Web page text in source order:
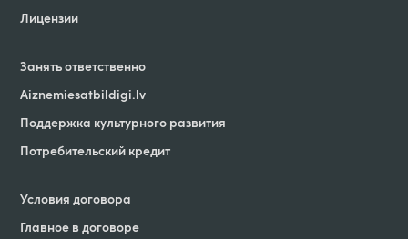
Лицензии
Занять ответственно
Aiznemiesatbildigi.lv
Поддержка культурного развития
Потребительский кредит
Условия договорa
Главное в договоре